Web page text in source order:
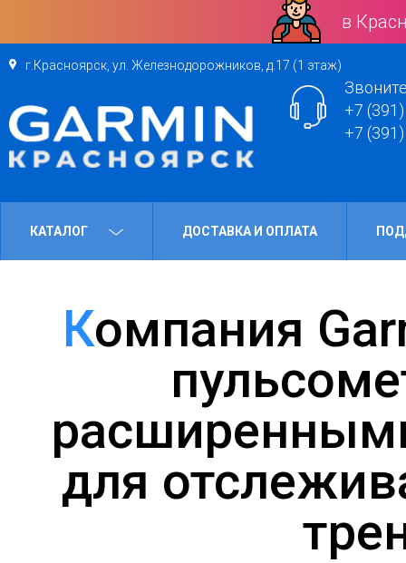
в
г.Красноярск, ул. Железнодорожников, д.17 (1 этаж)
+7
+7
КАТАЛОГ ДОСТАВКА И ОПЛАТА
Компания Garmin представляет
для